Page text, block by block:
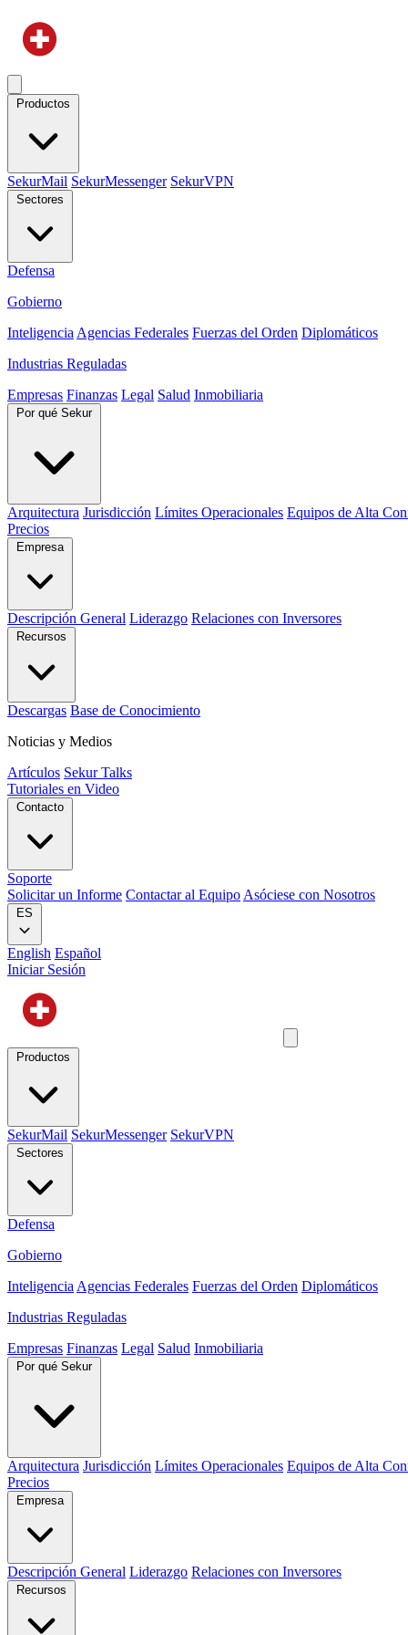
Productos
SekurMail SekurMessenger SekurVPN
Sectores
Defensa
Gobierno
Inteligencia Agencias Federales Fuerzas del Orden Diplomáticos
Industrias Reguladas
Empresas Finanzas Legal Salud Inmobiliaria
Por qué Sekur
Arquitectura Jurisdicción Límites Operacionales Equipos de Alta
Precios
Empresa
Descripción General Liderazgo Relaciones con Inversores
Recursos
Descargas Base de Conocimiento
Noticias y Medios
Artículos Sekur Talks
Tutoriales en Video
Contacto
Soporte
Solicitar un Informe Contactar al Equipo Asóciese con Nosotros
ES
English Español
Iniciar Sesión
Productos
SekurMail SekurMessenger SekurVPN
Sectores
Defensa
Gobierno
Inteligencia Agencias Federales Fuerzas del Orden Diplomáticos
Industrias Reguladas
Empresas Finanzas Legal Salud Inmobiliaria
Por qué Sekur
Arquitectura Jurisdicción Límites Operacionales Equipos de Alta
Precios
Empresa
Descripción General Liderazgo Relaciones con Inversores
Recursos